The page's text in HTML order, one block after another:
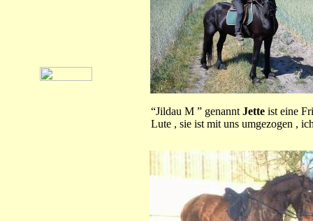
“Jildau M ” genannt Jette ist eine
Lute , sie ist mit uns umgezogen ,